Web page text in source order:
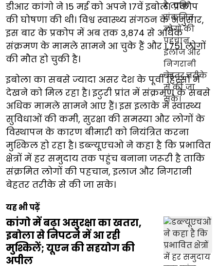
डीआर कांगो ने 15 मई को अपने 17वें इबोला प्रकोप
की घोषणा की थी। विश्व स्वास्थ्य संगठन के अनुसार,
इस बार के प्रकोप में अब तक 3,874 से अधिक
संक्रमण के मामले सामने आ चुके हैं और 1,751 लोगों
की मौत हो चुकी है।
इबोला का सबसे ज्यादा असर देश के पूर्वी हिस्सों में
देखने को मिल रहा है। इटुरी प्रांत में संक्रमण के सबसे
अधिक मामले सामने आए हैं। इस इलाके में स्वास्थ्य
सुविधाओं की कमी, सुरक्षा की समस्या और लोगों के
विस्थापन के कारण बीमारी को नियंत्रित करना
मुश्किल हो रहा है। डब्ल्यूएचओ ने कहा है कि प्रभावित
क्षेत्रों में हर समुदाय तक पहुंच बनाना जरूरी है ताकि
संक्रमित लोगों की पहचान, इलाज और निगरानी
बेहतर तरीके से की जा सके।
यह भी पढ़ें
कांगो में बढ़ा असुरक्षा का खतरा,
इबोला से निपटने में आ रही
मुश्किलें; यूएन की सहयोग की
अपील